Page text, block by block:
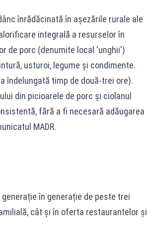
înrădăcinată în așezările rurale ale
integrală a resurselor în
de porc (denumite local 'unghii')
usturoi, legume și condimente.
îndelungată timp de două-trei ore).
din picioarele de porc și ciolanul
fără a fi necesară adăugarea
MADR.
în generație de peste trei
cât și în oferta restaurantelor și